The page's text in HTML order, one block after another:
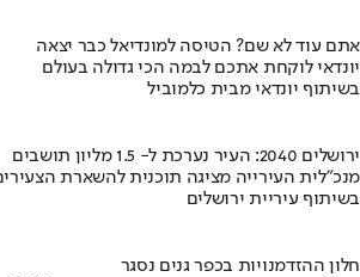
אתם עוד לא שם? הטיסה למונדיאל כבר יצאה
יונדאי לוקחת אתכם לבמה הכי גדולה בעולם
בשיתוף יונדאי מבית כלמוביל
ירושלים 2040: העיר נערכת ל- 1.5 מליון תושבים
מנכ"לית העירייה מציגה תוכנית להשארת
בשיתוף עיריית ירושלים
חלון ההזדמנויות בכפר גנים נסגר